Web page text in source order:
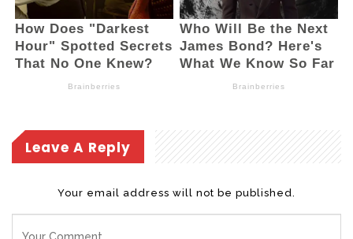
termasuk Ranperda PPNS, Pariwisata, dan
Jaminan Sosial Ketenagakerjaan.
“Regulasi ini bukan hanya memenuhi
ekonomi, dan perlindungan sosial di Bolsel,”
jelasnya.
mengajukan tiga Ranperda penting di luar
Leave A Reply
Your email address will not be published.